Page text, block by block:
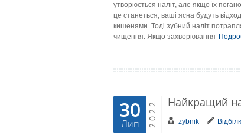
утворюється наліт, але якщо їх
це станеться, ваші ясна будуть
кишенями. Тоді зубний наліт
чищення. Якщо захворювання
30
Лип 2022 Найкращий
zybnik